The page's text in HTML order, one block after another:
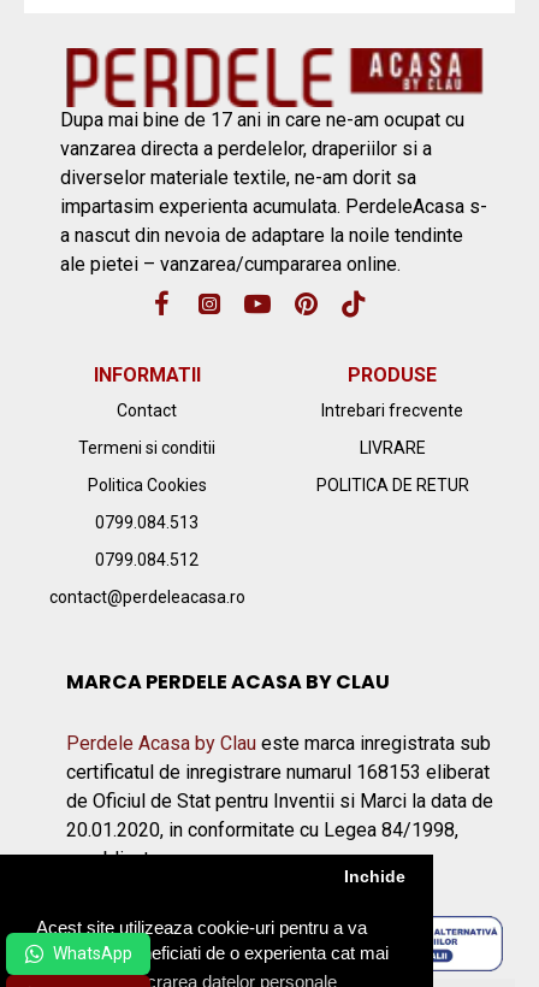
Acest site utilizeaza cookie-uri pentru a va
asigura ca beneficiati de o experienta cat mai
placuta.Prelucrarea datelor personale
Inchide
Dupa mai bine de 17 ani in care ne-am ocupat cu
vanzarea directa a perdelelor, draperiilor si a
diverselor materiale textile, ne-am dorit sa
impartasim experienta acumulata. PerdeleAcasa s-
a nascut din nevoia de adaptare la noile tendinte
ale pietei – vanzarea/cumpararea online.
INFORMATII
Contact
Termeni si conditii
Politica Cookies
0799.084.513
0799.084.512
contact@perdeleacasa.ro
PRODUSE
Intrebari frecvente
LIVRARE
POLITICA DE RETUR
MARCA PERDELE ACASA BY CLAU
Perdele Acasa by Clau este marca inregistrata sub
certificatul de inregistrare numarul 168153 eliberat
de Oficiul de Stat pentru Inventii si Marci la data de
20.01.2020, in conformitate cu Legea 84/1998,
republicata.